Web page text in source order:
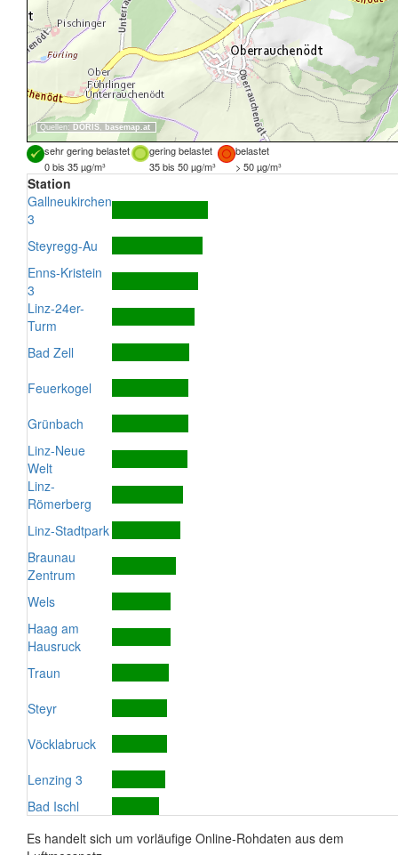
Quellen: DORIS, basemap.at
sehr gering belastet gering belastet
belastet
0 bis 35 µg/m³
35 bis 50 µg/m³ > 50 µg/m³
Station
Gallneukirchen
3
Steyregg-Au
Enns-Kristein
3
Linz-24er-
Turm
Bad Zell
Feuerkogel
Grünbach
Linz-Neue
Welt
Linz-
Römerberg
Linz-Stadtpark
Braunau
Zentrum
Wels
Haag am
Hausruck
Traun
Steyr
Vöcklabruck
Lenzing 3
Bad Ischl
Es handelt sich um vorläufige Online-Rohdaten aus dem